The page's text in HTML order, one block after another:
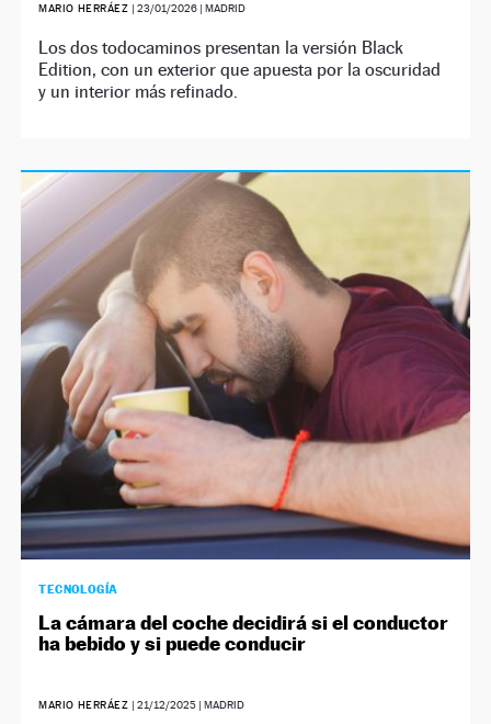
MARIO HERRÁEZ |23/01/2026 | MADRID
Los dos todocaminos presentan la versión Black
Edition, con un exterior que apuesta por la oscuridad
y un interior más refinado.
TECNOLOGÍA
La cámara del coche decidirá si el conductor
ha bebido y si puede conducir
MARIO HERRÁEZ |21/12/2025 | MADRID